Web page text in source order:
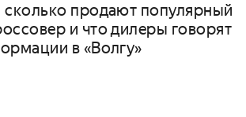
сколько продают популярный
и что дилеры говорят
в «Волгу»